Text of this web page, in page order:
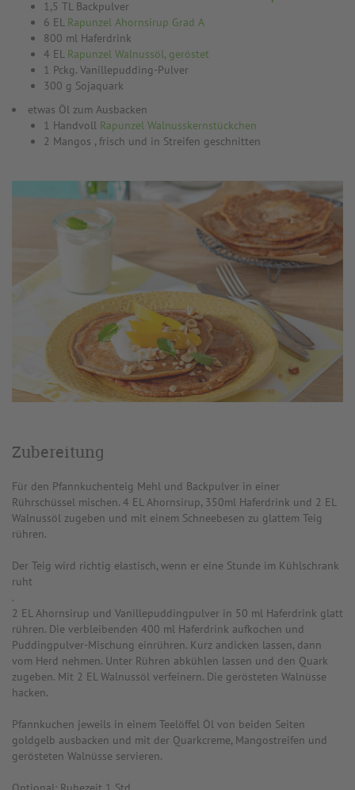
1,5 TL Backpulver
6 EL Rapunzel Ahornsirup Grad A
800 ml Haferdrink
4 EL Rapunzel Walnussöl, geröstet
1 Pckg. Vanillepudding-Pulver
300 g Sojaquark
etwas Öl zum Ausbacken
1 Handvoll Rapunzel Walnusskernstückchen
2 Mangos , frisch und in Streifen geschnitten
Zubereitung
Für den Pfannkuchenteig Mehl und Backpulver in einer
Rührschüssel mischen. 4 EL Ahornsirup, 350ml Haferdrink und 2 EL
Walnussöl zugeben und mit einem Schneebesen zu glattem Teig
rühren.
Der Teig wird richtig elastisch, wenn er eine Stunde im Kühlschrank
ruht
.
2 EL Ahornsirup und Vanillepuddingpulver in 50 ml Haferdrink glatt
rühren. Die verbleibenden 400 ml Haferdrink aufkochen und
Puddingpulver-Mischung einrühren. Kurz andicken lassen, dann
vom Herd nehmen. Unter Rühren abkühlen lassen und den Quark
zugeben. Mit 2 EL Walnussöl verfeinern. Die gerösteten Walnüsse
hacken.
Pfannkuchen jeweils in einem Teelöffel Öl von beiden Seiten
goldgelb ausbacken und mit der Quarkcreme, Mangostreifen und
gerösteten Walnüsse servieren.